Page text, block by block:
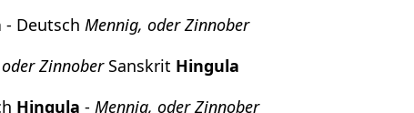
- Deutsch Mennig, oder Zinnober
ZinnoberSanskrit Hingula
Hingula - Mennig, oder Zinnober